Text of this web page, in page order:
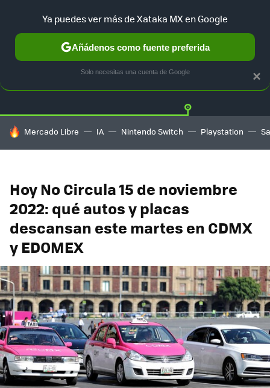
TESLA UBER AUTO ELECTRICO Twitter
HOY SE HABLA DE
Mercado Libre IA Nintendo Switch Playstation
Hoy No Circula 15 de noviembre
2022: qué autos y placas
descansan este martes en CDMX
y EDOMEX
×
Ya puedes ver más de Xataka MX en Google
Añádenos como fuente preferida
Solo necesitas una cuenta de Google